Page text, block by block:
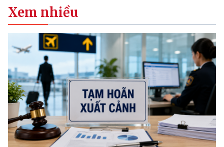
Xem nhiều